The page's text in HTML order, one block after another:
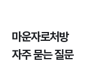
마운자로처방
자주 묻는 질문